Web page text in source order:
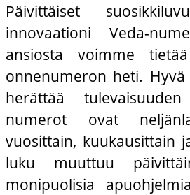
Päivittäiset
innovaationi Veda-
ansiosta voimme
onnenumeron heti.
herättää
numerot ovat
vuosittain, kuukausittain
luku muuttuu
monipuolisia